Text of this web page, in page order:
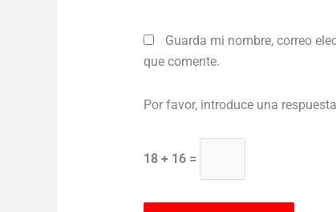
Guarda mi nombre, correo
que comente.
Por favor, introduce una
18 + 16 =